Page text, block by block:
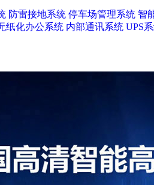
防雷接地系统 停车场管理系统 智
纸化办公系统 内部通讯系统 UPS